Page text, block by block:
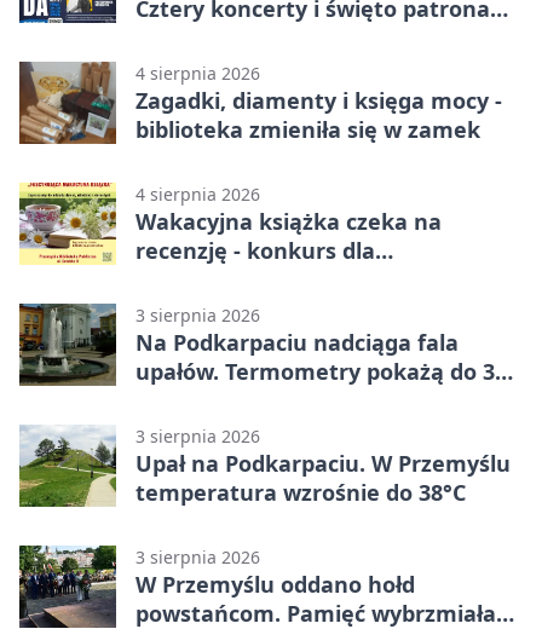
Cztery koncerty i święto patrona
4 sierpnia 2026
Zagadki, diamenty i księga mocy -
biblioteka zmieniła się w zamek
4 sierpnia 2026
Wakacyjna książka czeka na
recenzję - konkurs dla
3 sierpnia 2026
Na Podkarpaciu nadciąga fala
upałów. Termometry pokażą do 36
3 sierpnia 2026
Upał na Podkarpaciu. W Przemyślu
temperatura wzrośnie do 38°C
3 sierpnia 2026
W Przemyślu oddano hołd
powstańcom. Pamięć wybrzmiała